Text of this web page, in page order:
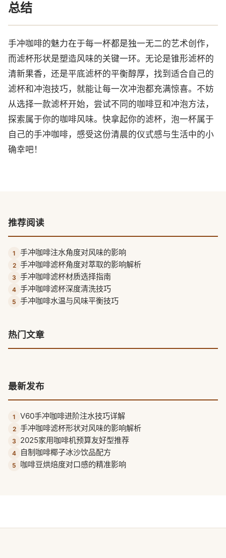
总结
手冲咖啡的魅力在于每一杯都是独一无二的艺术创作，
而滤杯形状是塑造风味的关键一环。无论是锥形滤杯的
清新果香，还是平底滤杯的平衡醇厚，找到适合自己的
滤杯和冲泡技巧，就能让每一次冲泡都充满惊喜。不妨
从选择一款滤杯开始，尝试不同的咖啡豆和冲泡方法，
探索属于你的咖啡风味。快拿起你的滤杯，泡一杯属于
自己的手冲咖啡，感受这份清晨的仪式感与生活中的小
确幸吧！
推荐阅读
1 手冲咖啡注水角度对风味的影响
2 手冲咖啡滤杯角度对萃取的影响解析
3 手冲咖啡滤杯材质选择指南
4 手冲咖啡滤杯深度清洗技巧
5 手冲咖啡水温与风味平衡技巧
热门文章
最新发布
1 V60手冲咖啡进阶注水技巧详解
2 手冲咖啡滤杯形状对风味的影响解析
3 2025家用咖啡机预算友好型推荐
4 自制咖啡椰子冰沙饮品配方
5 咖啡豆烘焙度对口感的精准影响